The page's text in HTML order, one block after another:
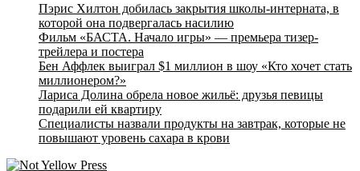
Пэрис Хилтон добилась закрытия школы-интерната, в
которой она подвергалась насилию
Фильм «БАСТА. Начало игры» — премьера тизер-
трейлера и постера
Бен Аффлек выиграл $1 миллион в шоу «Кто хочет стать
миллионером?»
Лариса Долина обрела новое жильё: друзья певицы
подарили ей квартиру
Специалисты назвали продукты на завтрак, которые не
повышают уровень сахара в крови